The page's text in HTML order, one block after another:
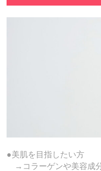
●美肌を目指したい方
→コラーゲンや美容成